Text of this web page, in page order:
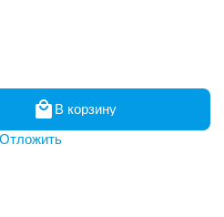
В корзину
Отложить